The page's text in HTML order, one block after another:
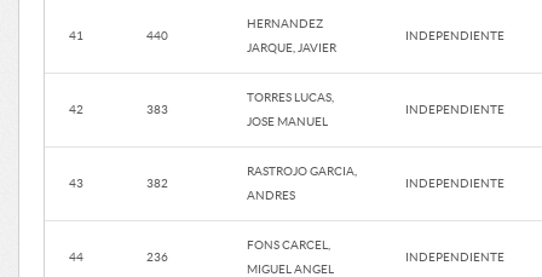
41 440
HERNANDEZ
JARQUE, JAVIER
INDEPENDIENTE
42 383
TORRES LUCAS,
JOSE MANUEL
INDEPENDIENTE
43 382
RASTROJO GARCIA,
ANDRES
INDEPENDIENTE
44 236
FONS CARCEL,
MIGUEL ANGEL
INDEPENDIENTE